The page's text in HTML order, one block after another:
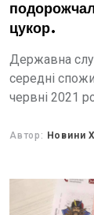
цукор.
Державна
середні
червні 2021
Автор: Новини